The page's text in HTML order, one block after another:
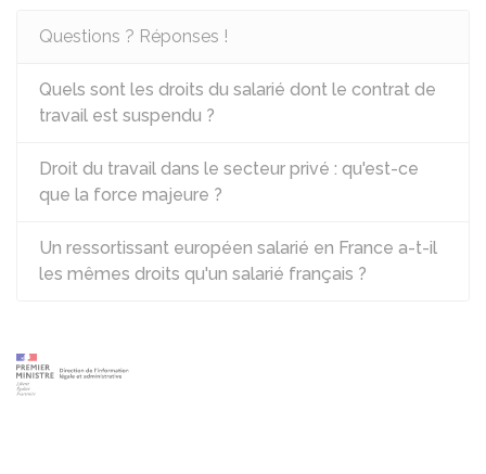
Questions ? Réponses !
Quels sont les droits du salarié dont le contrat de
travail est suspendu ?
Droit du travail dans le secteur privé : qu'est-ce
que la force majeure ?
Un ressortissant européen salarié en France a-t-il
les mêmes droits qu'un salarié français ?